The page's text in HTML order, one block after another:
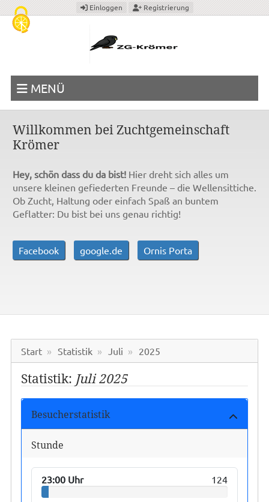
Einloggen Registrierung
MENÜ
Willkommen bei Zuchtgemeinschaft
Krömer
Hey, schön dass du da bist!Hier dreht sich alles um
unsere kleinen gefiederten Freunde – die Wellensittiche.
Ob Zucht, Haltung oder einfach Spaß an buntem
Geflatter: Du bist bei uns genau richtig!
Facebook google.de Ornis Porta
Start Statistik Juli 2025
Statistik: Juli 2025
Besucherstatistik
Stunde
23:00 Uhr 124
Cookie-Einstellungen